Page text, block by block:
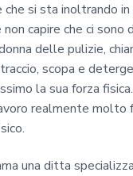
che si sta inoltrando
capire che ci sono
delle pulizie,
scopa e
la sua forza
realmente molto
una ditta